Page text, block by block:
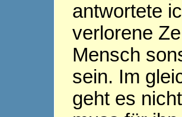
antwortete
verlorene
Mensch
sein. Im
geht es